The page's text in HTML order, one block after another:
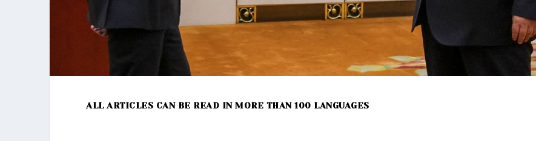
ALL ARTICLES CAN BE READ IN MORE THAN 100 LANGUAGES